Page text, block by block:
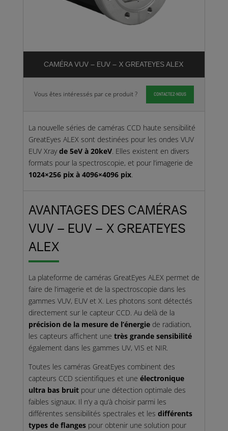
CAMÉRA VUV – EUV – X GREATEYES ALEX
Vous êtes intéressés par ce produit ? CONTACTEZ-NOUS
La nouvelle séries de caméras CCD haute sensibilité
GreatEyes ALEX sont destinées pour les ondes VUV
EUV Xrayde 5eV à 20keV. Elles existent en divers
formats pour la spectroscopie, et pour l’imagerie de
1024×256 pix à 4096×4096 pix.
AVANTAGES DES CAMÉRAS
VUV – EUV – X GREATEYES
ALEX
La plateforme de caméras GreatEyes ALEX permet de
faire de l’imagerie et de la spectroscopie dans les
gammes VUV, EUV et X. Les photons sont détectés
directement sur le capteur CCD. Au delà de la
précision de la mesure de l’énergiede radiation,
les capteurs affichent une très grande sensibilité
également dans les gammes UV, VIS et NIR.
Toutes les caméras GreatEyes combinent des
capteurs CCD scientifiques et une électronique
ultra bas bruitpour une détection optimale des
faibles signaux. Il n’y a qu’à choisir parmi les
différentes sensibilités spectrales et les différents
types de flangespour obtenir une solution pour